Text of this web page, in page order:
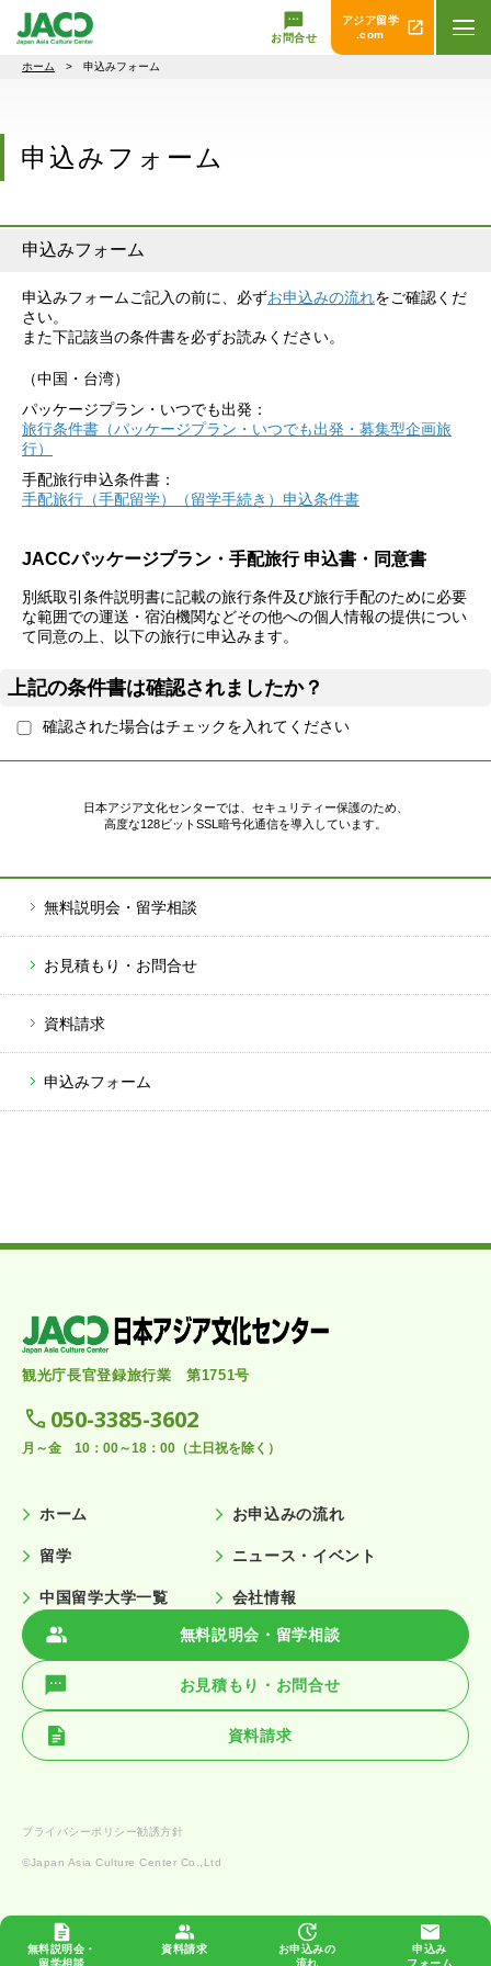
ニュース イベント
050-3385-3602
お問合せ
アジア留学
.com
無料説明会・
留学相談
資料請求
お申込みの
流れ
申込み
フォーム
ホーム > 申込みフォーム
申込みフォーム
無料説明会・留学相談
お見積もり・お問合せ
資料請求
申込みフォーム
申込みフォーム
申込みフォームご記入の前に、必ずお申込みの流れをご確認くだ
さい。
また下記該当の条件書を必ずお読みください。
（中国・台湾）
パッケージプラン・いつでも出発：
旅行条件書（パッケージプラン・いつでも出発・募集型企画旅
行）
手配旅行申込条件書：
手配旅行（手配留学）（留学手続き）申込条件書
JACCパッケージプラン・手配旅行 申込書・同意書
別紙取引条件説明書に記載の旅行条件及び旅行手配のために必要
な範囲での運送・宿泊機関などその他への個人情報の提供につい
て同意の上、以下の旅行に申込みます。
上記の条件書は確認されましたか？
確認された場合はチェックを入れてください
日本アジア文化センターでは、セキュリティー保護のため、
高度な128ビットSSL暗号化通信を導入しています。
観光庁長官登録旅行業 第1751号
050-3385-3602
月～金 10：00～18：00（土日祝を除く）
プライバシーポリシー勧誘方針
©️Japan Asia Culture Center Co.,Ltd
ホーム
留学
中国留学大学一覧
お申込みの流れ
ニュース・イベント
会社情報
無料説明会・留学相談
お見積もり・お問合せ
資料請求